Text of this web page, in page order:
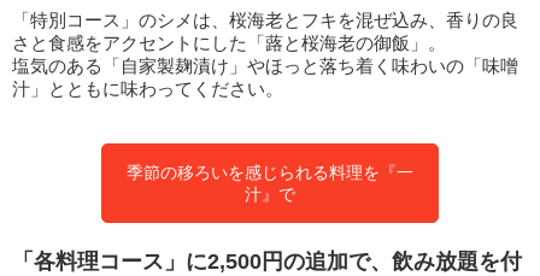
「特別コース」のシメは、桜海老とフキを混ぜ込み、香りの良
さと食感をアクセントにした「蕗と桜海老の御飯」。
塩気のある「自家製麹漬け」やほっと落ち着く味わいの「味噌
汁」とともに味わってください。
季節の移ろいを感じられる料理を『一
汁』で
「各料理コース」に2,500円の追加で、飲み放題を付